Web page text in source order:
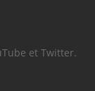
et Twitter.